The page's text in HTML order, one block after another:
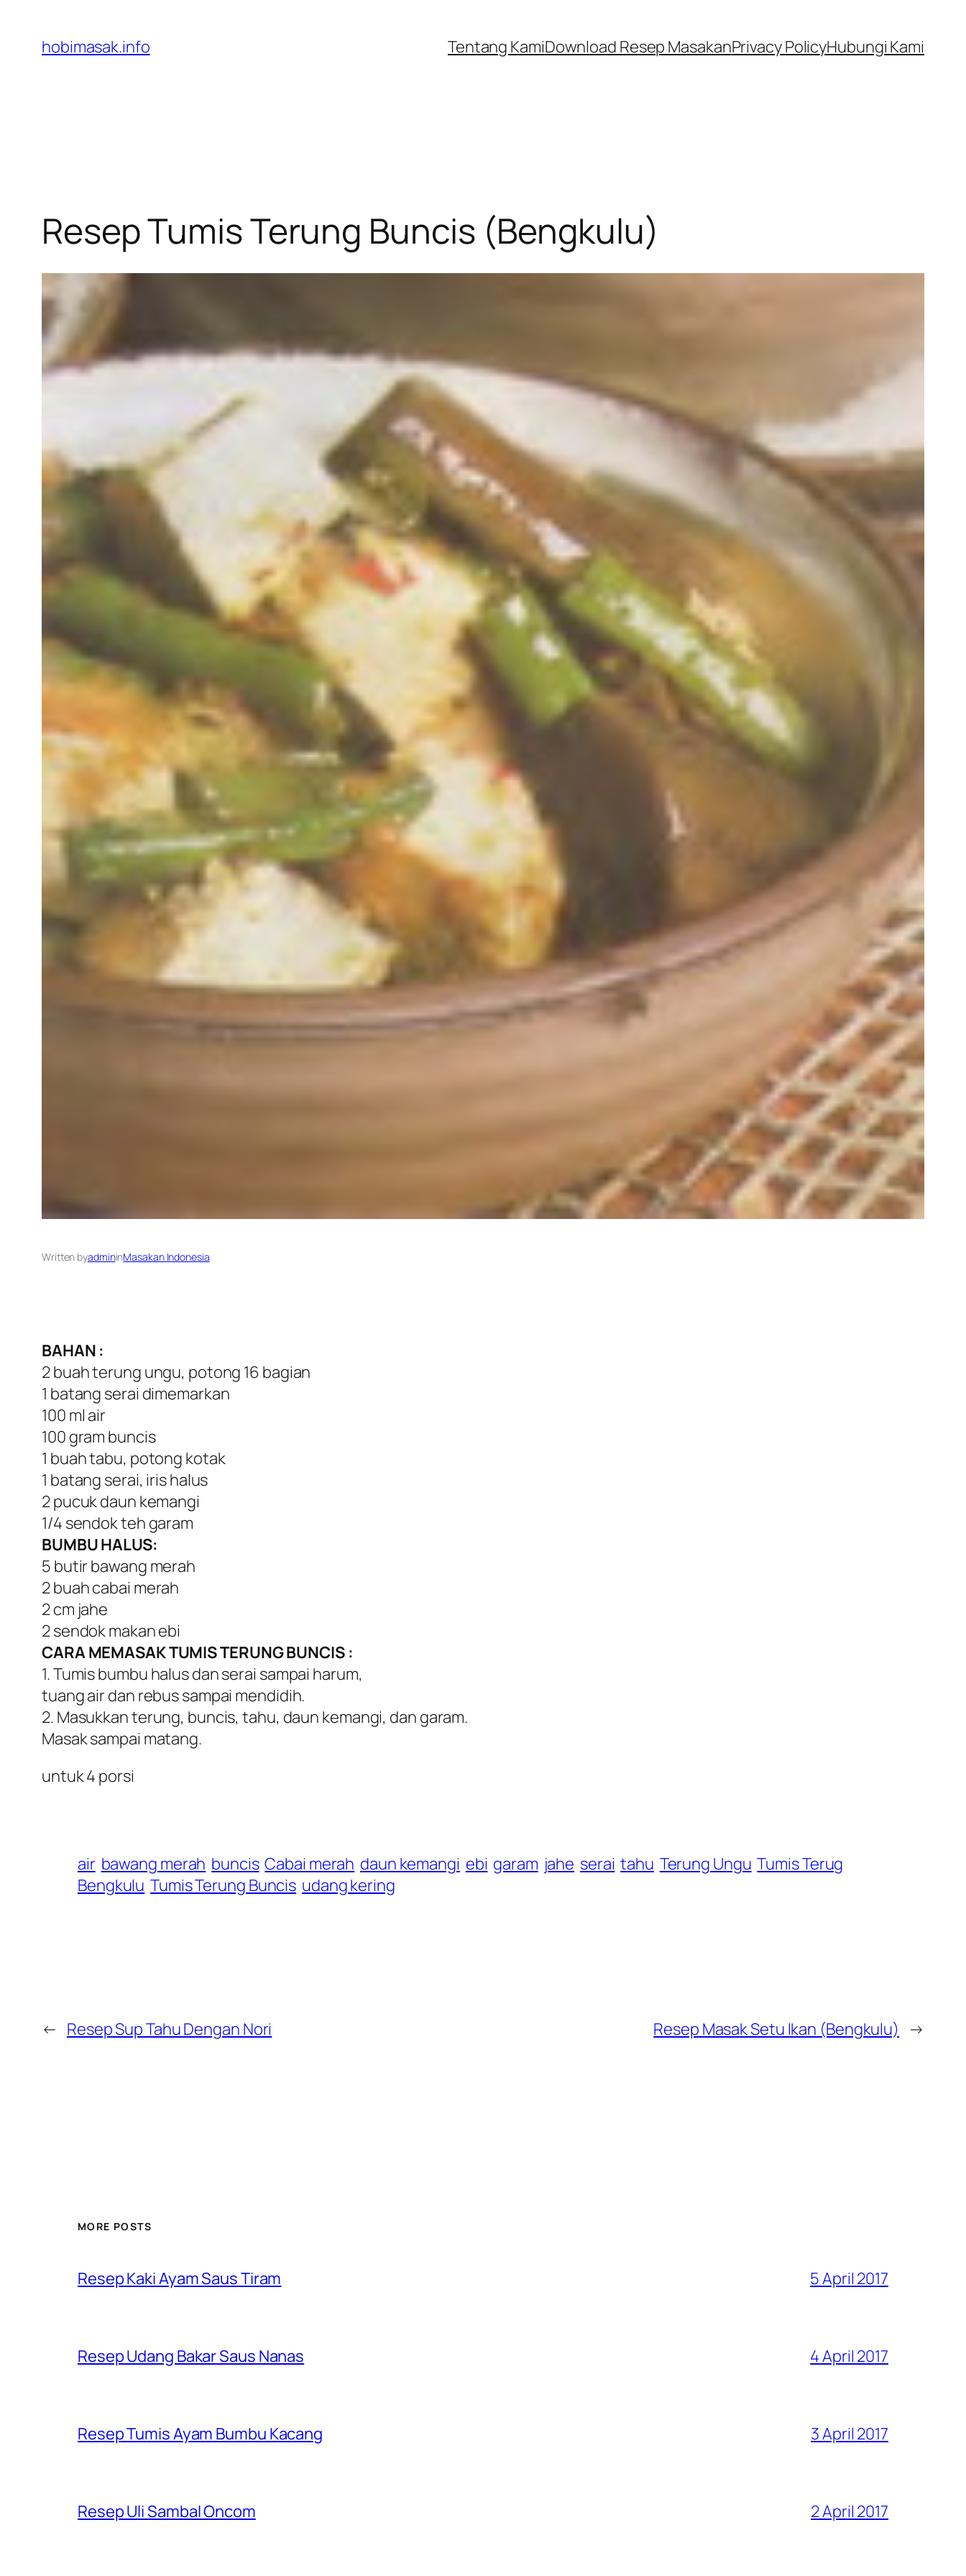
content
hobimasak.info Tentang KamiDownload Resep MasakanPrivacy PolicyHubungi Kami
Resep Tumis Terung Buncis (Bengkulu)
Written byadmininMasakan Indonesia
BAHAN :
2 buah terung ungu, potong 16 bagian
1 batang serai dimemarkan
100 ml air
100 gram buncis
1 buah tabu, potong kotak
1 batang serai, iris halus
2 pucuk daun kemangi
1/4 sendok teh garam
BUMBU HALUS:
5 butir bawang merah
2 buah cabai merah
2 cm jahe
2 sendok makan ebi
CARA MEMASAK TUMIS TERUNG BUNCIS :
1. Tumis bumbu halus dan serai sampai harum,
tuang air dan rebus sampai mendidih.
2. Masukkan terung, buncis, tahu, daun kemangi, dan garam.
Masak sampai matang.
untuk 4 porsi
air bawang merah buncis Cabai merah daun kemangi ebi garam jahe serai tahu Terung Ungu Tumis Terug
Bengkulu Tumis Terung Buncis udang kering
← Resep Sup Tahu Dengan Nori Resep Masak Setu Ikan (Bengkulu) →
MORE POSTS
Resep Kaki Ayam Saus Tiram 5 April 2017
Resep Udang Bakar Saus Nanas 4 April 2017
Resep Tumis Ayam Bumbu Kacang 3 April 2017
Resep Uli Sambal Oncom 2 April 2017